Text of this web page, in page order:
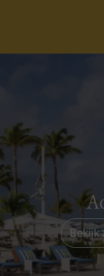
Bekijk